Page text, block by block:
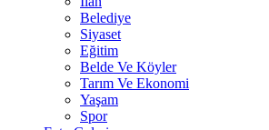
Belediye
Siyaset
Eğitim
Belde Ve Köyler
Tarım Ve Ekonomi
Yaşam
Spor